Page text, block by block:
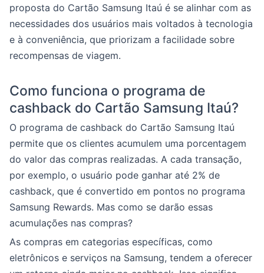
proposta do Cartão Samsung Itaú é se alinhar com as
necessidades dos usuários mais voltados à tecnologia
e à conveniência, que priorizam a facilidade sobre
recompensas de viagem.
Como funciona o programa de
cashback do Cartão Samsung Itaú?
O programa de cashback do Cartão Samsung Itaú
permite que os clientes acumulem uma porcentagem
do valor das compras realizadas. A cada transação,
por exemplo, o usuário pode ganhar até 2% de
cashback, que é convertido em pontos no programa
Samsung Rewards. Mas como se darão essas
acumulações nas compras?
As compras em categorias específicas, como
eletrônicos e serviços na Samsung, tendem a oferecer